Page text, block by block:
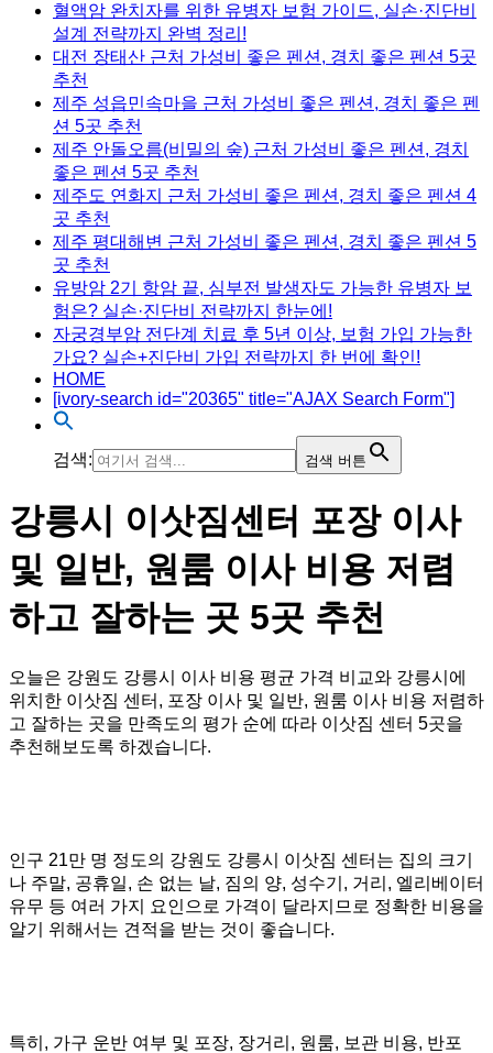
혈액암 완치자를 위한 유병자 보험 가이드, 실손·진단비
설계 전략까지 완벽 정리!
대전 장태산 근처 가성비 좋은 펜션, 경치 좋은 펜션 5곳
추천
제주 성읍민속마을 근처 가성비 좋은 펜션, 경치 좋은 펜
션 5곳 추천
제주 안돌오름(비밀의 숲) 근처 가성비 좋은 펜션, 경치
좋은 펜션 5곳 추천
제주도 연화지 근처 가성비 좋은 펜션, 경치 좋은 펜션 4
곳 추천
제주 평대해변 근처 가성비 좋은 펜션, 경치 좋은 펜션 5
곳 추천
유방암 2기 항암 끝, 심부전 발생자도 가능한 유병자 보
험은? 실손·진단비 전략까지 한눈에!
자궁경부암 전단계 치료 후 5년 이상, 보험 가입 가능한
가요? 실손+진단비 가입 전략까지 한 번에 확인!
HOME
[ivory-search id="20365" title="AJAX Search Form"]
검색: 검색 버튼
강릉시 이삿짐센터 포장 이사
및 일반, 원룸 이사 비용 저렴
하고 잘하는 곳 5곳 추천
오늘은 강원도 강릉시 이사 비용 평균 가격 비교와 강릉시에
위치한 이삿짐 센터, 포장 이사 및 일반, 원룸 이사 비용 저렴하
고 잘하는 곳을 만족도의 평가 순에 따라 이삿짐 센터 5곳을
추천해보도록 하겠습니다.
인구 21만 명 정도의 강원도 강릉시 이삿짐 센터는 집의 크기
나 주말, 공휴일, 손 없는 날, 짐의 양, 성수기, 거리, 엘리베이터
유무 등 여러 가지 요인으로 가격이 달라지므로 정확한 비용을
알기 위해서는 견적을 받는 것이 좋습니다.
특히, 가구 운반 여부 및 포장, 장거리, 원룸, 보관 비용, 반포